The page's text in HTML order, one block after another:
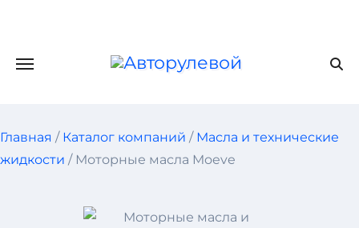
Главная / Каталог компаний / Масла и технические
жидкости / Моторные масла Moeve